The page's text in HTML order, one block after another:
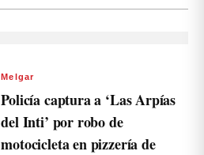
Melgar
Policía captura a ‘Las Arpías
del Inti’ por robo de
motocicleta en pizzería de